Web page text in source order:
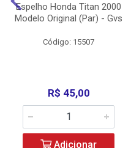
Espelho Honda Titan 2000
Modelo Original (Par) - Gvs
Código: 15507
R$ 45,00
Adicionar